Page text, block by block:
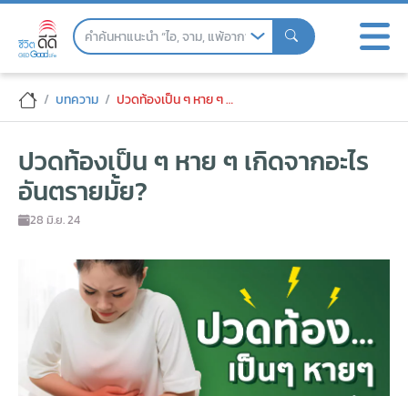
Skip
ปวดท้องเป็น ๆ หาย ๆ เกิดจากอะไร อันตร
บทความ ปวดท้องเป็น ๆ หาย ๆ เกิดจากอะไร อันตรายมั้ย?
ปวดท้องเป็น ๆ หาย ๆ เกิดจากอะไร
อันตรายมั้ย?
28 มิ.ย. 24